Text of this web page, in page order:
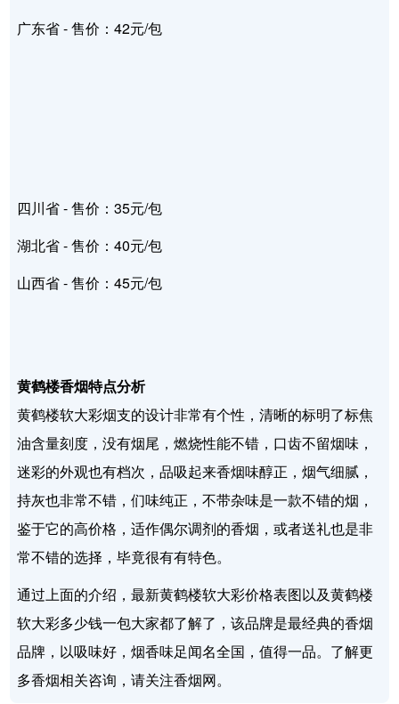
广东省 - 售价：42元/包
四川省 - 售价：35元/包
湖北省 - 售价：40元/包
山西省 - 售价：45元/包
黄鹤楼香烟特点分析
黄鹤楼软大彩烟支的设计非常有个性，清晰的标明了标焦
油含量刻度，没有烟尾，燃烧性能不错，口齿不留烟味，
迷彩的外观也有档次，品吸起来香烟味醇正，烟气细腻，
持灰也非常不错，们味纯正，不带杂味是一款不错的烟，
鉴于它的高价格，适作偶尔调剂的香烟，或者送礼也是非
常不错的选择，毕竟很有有特色。
通过上面的介绍，最新黄鹤楼软大彩价格表图以及黄鹤楼
软大彩多少钱一包大家都了解了，该品牌是最经典的香烟
品牌，以吸味好，烟香味足闻名全国，值得一品。了解更
多香烟相关咨询，请关注香烟网。